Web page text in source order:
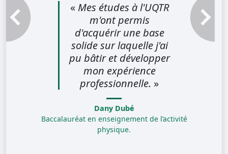
« Mes études à l'UQTR
m'ont permis
d'acquérir une base
solide sur laquelle j'ai
pu bâtir et développer
mon expérience
professionnelle. »
Dany Dubé
Baccalauréat en enseignement de l’activité
physique.
Témoignage précédent